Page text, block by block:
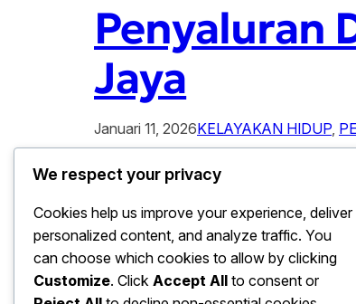
Penyaluran
Jaya
Januari 11, 2026KELAYAKAN HIDUP,
Penyaluran Dana Tunggu Hunian
perkembangan yang signifikan
lakukan adalah proses
yang rumahnya…
We respect your privacy
Cookies help us improve your experience, deliver
personalized content, and analyze traffic. You
can choose which cookies to allow by clicking
Customize. Click Accept All to consent or